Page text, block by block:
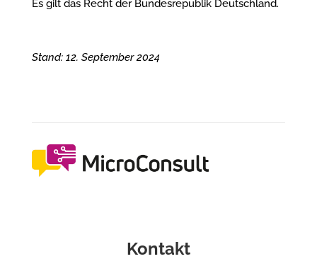
Es gilt das Recht der Bundesrepublik Deutschland.
Stand: 12. September2024
Kontakt